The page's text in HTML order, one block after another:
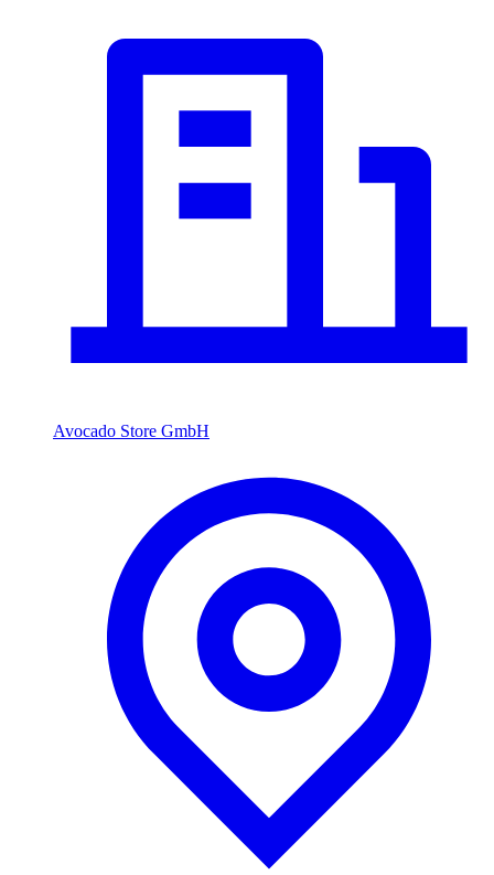
Avocado Store GmbH